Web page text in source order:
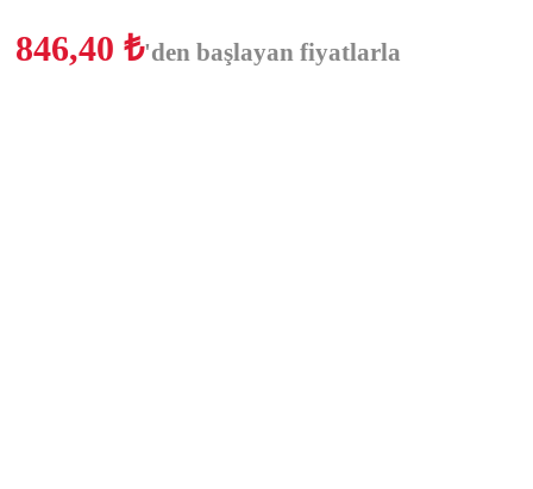
846,40 ₺'den başlayan fiyatlarla